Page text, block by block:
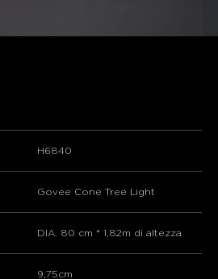
H6840
Govee Cone Tree Light
DIA. 80 cm * 1,82m di altezza
9,75cm